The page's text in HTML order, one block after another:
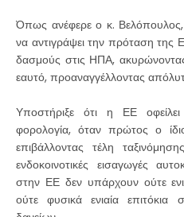
Όπως ανέφερε ο κ.
να αντιγράψει την πρόταση της
δασμούς στις ΗΠΑ,
εαυτό, προαναγγέλλοντας
Υποστήριξε ότι η ΕΕ
φορολογία, όταν πρώτος ο
επιβάλλοντας τέλη
ενδοκοινοτικές εισαγωγές
στην ΕΕ δεν υπάρχουν ούτε
ούτε φυσικά ενιαία επιτόκια